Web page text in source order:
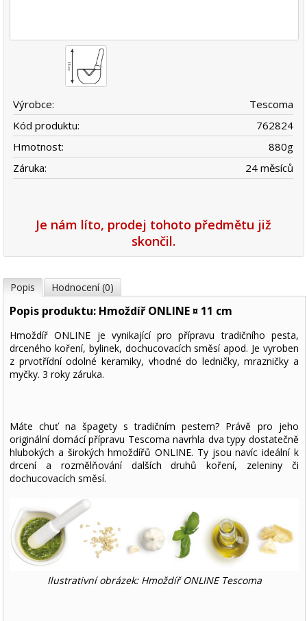
Výrobce:
Tescoma
Kód produktu:
762824
Hmotnost:
880g
Záruka:
24 měsíců
Je nám líto, prodej tohoto předmětu již
skončil.
Popis Hodnocení (0)
Popis produktu: Hmoždíř ONLINE ¤ 11 cm
Hmoždíř ONLINE je vynikající pro přípravu tradičního pesta,
drceného koření, bylinek, dochucovacích směsí apod. Je vyroben
z prvotřídní odolné keramiky, vhodné do ledničky, mrazničky a
myčky. 3 roky záruka.
Máte chuť na špagety s tradičním pestem? Právě pro jeho
originální domácí přípravu Tescoma navrhla dva typy dostatečně
hlubokých a širokých hmoždířů ONLINE. Ty jsou navíc ideální k
drcení a rozmělňování dalších druhů koření, zeleniny či
dochucovacích směsí.
Ilustrativní obrázek: Hmoždíř ONLINE Tescoma